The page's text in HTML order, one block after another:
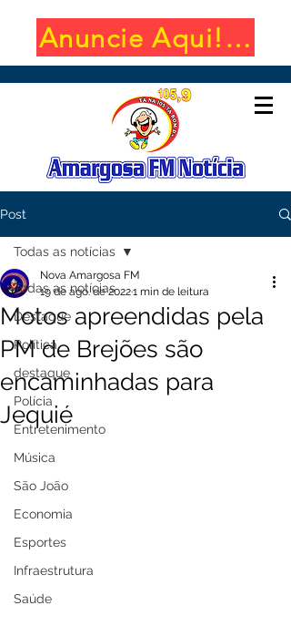
Anuncie Aqui!
Post
Todas as notícias
Destaque
Política
destaque
Polícia
Entretenimento
Música
São João
Economia
Esportes
Infraestrutura
Saúde
Todas as notícias
Motos apreendidas pela
PM de Brejões são
encaminhadas para
Jequié
Nova Amargosa FM
19 de ago. de 20221 min de leitura